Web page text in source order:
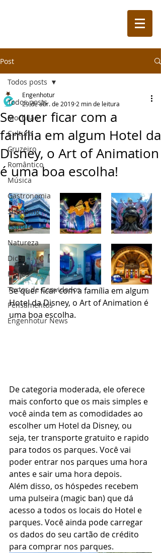
Post
Todos posts
Mochilão
Cultura
Cruzeiro
Romântico
Música
Gastronomia
Shopping
Esporte
Natureza
Dicas
Filmes
Textos de Convidados
Pensamentos
Engenhotur News
Todos posts
Se quer ficar com a
família em algum Hotel da
Disney, o Art of Animation
é uma boa escolha!
Engenhotur
29 de abr. de 2019 2 min de leitura
Se quer ficar com a família em algum
Hotel da Disney, o Art of Animation é
uma boa escolha.
De categoria moderada, ele oferece
mais conforto que os mais simples e
você ainda tem as comodidades ao
escolher um Hotel da Disney, ou
seja, ter transporte gratuito e rapido
para todos os parques. Você vai
poder entrar nos parques uma hora
antes e sair uma hora depois.
Além disso, os hóspedes recebem
uma pulseira (magic ban) que dá
acesso a todos os locais do Hotel e
parques. Você ainda pode carregar
os dados do seu cartão de crédito
para comprar nos parques.